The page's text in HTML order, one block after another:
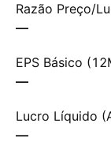
Razão Preço/
—
EPS Básico
—
Lucro Líquido
—